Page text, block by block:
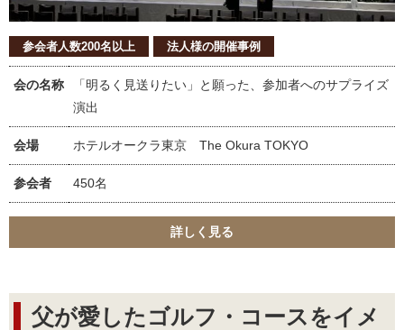
参会者人数200名以上 法人様の開催事例
会の名称
「明るく見送りたい」と願った、参加者へのサプライズ
演出
会場 ホテルオークラ東京 The Okura TOKYO
参会者 450名
詳しく見る
父が愛したゴルフ・コースをイメ